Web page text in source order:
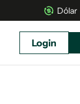
Dólar
Login